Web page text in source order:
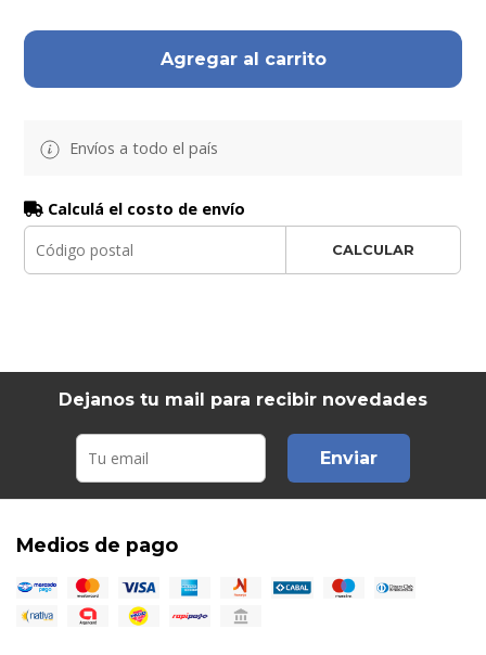
Agregar al carrito
Envíos a todo el país
Calculá el costo de envío
CALCULAR
Dejanos tu mail para recibir novedades
Enviar
Medios de pago